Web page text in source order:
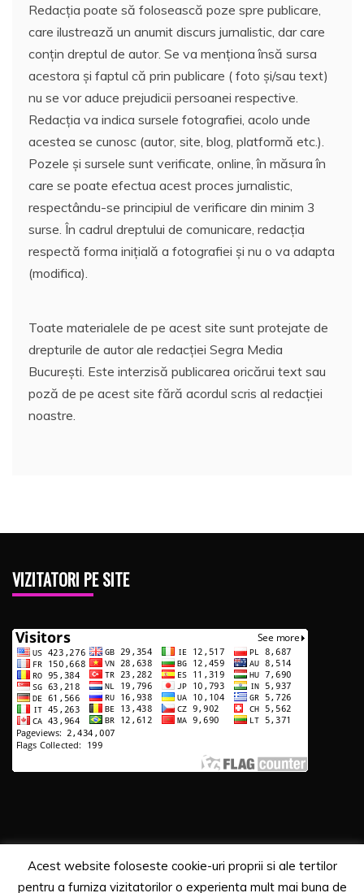
Redacția poate să folosească poze spre publicare,
care ilustrează un anumit discurs jurnalistic, dar care
conțin dreptul de autor. Se va menționa însă sursa
acestora și faptul că prin publicare ( foto și/sau text)
nu se vor aduce prejudicii persoanei respective.
Redacția va indica sursele fotografiei, acolo unde
acestea se cunosc (autor, site, blog, platformă etc.).
Pozele și sursele sunt verificate, online, în măsura în
care se poate efectua acest proces jurnalistic,
respectându-se principiul de verificare din minim 3
surse. În cadrul dreptului de comunicare, redacția
respectă forma inițială a fotografiei și nu o va adapta
(modifica).
Toate materialele de pe acest site sunt protejate de
drepturile de autor ale redacției Segra Media
București. Este interzisă publicarea oricărui text sau
poză de pe acest site fără acordul scris al redacției
noastre.
VIZITATORI PE SITE
Copyrights. © 2020 Segra Media
Acest website foloseste cookie-uri proprii si ale tertilor
pentru a furniza vizitatorilor o experienta mult mai buna de